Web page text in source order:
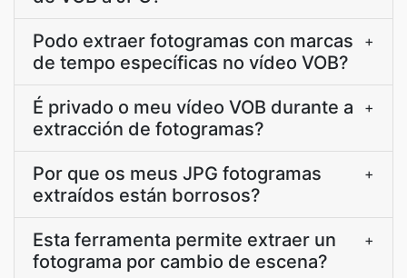
Podo extraer fotogramas con marcas
de tempo específicas no vídeo VOB?
+
É privado o meu vídeo VOB durante a
extracción de fotogramas?
+
Por que os meus JPG fotogramas
extraídos están borrosos?
+
Esta ferramenta permite extraer un
fotograma por cambio de escena?
+